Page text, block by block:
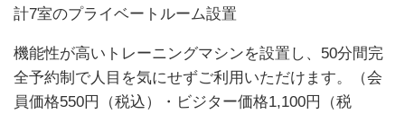
計7室のプライベートルーム設置
機能性が高いトレーニングマシンを設置し、50分間完
全予約制で人目を気にせずご利用いただけます。（会
員価格550円（税込）・ビジター価格1,100円（税